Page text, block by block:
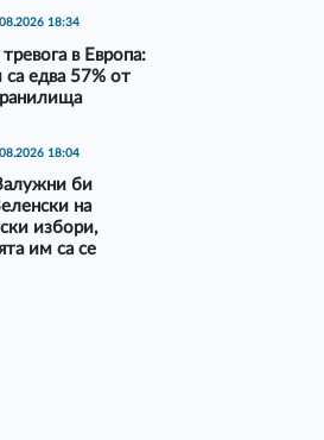
18:34
в Европа:
са едва 57% от
18:04
би
на
избори,
им са се